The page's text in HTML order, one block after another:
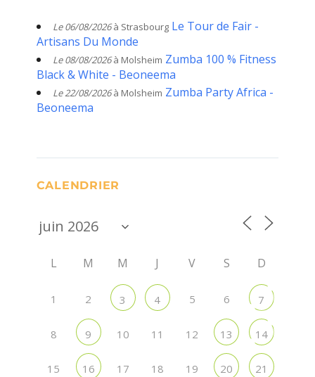
Le 06/08/2026à Strasbourg Le Tour de Fair -
Artisans Du Monde
Le 08/08/2026à Molsheim Zumba 100 % Fitness
Black & White - Beoneema
Le 22/08/2026à Molsheim Zumba Party Africa -
Beoneema
CALENDRIER
L M M J V S D
1 2 3 4 5 6 7
8 9 10 11 12 13 14
15 16 17 18 19 20 21